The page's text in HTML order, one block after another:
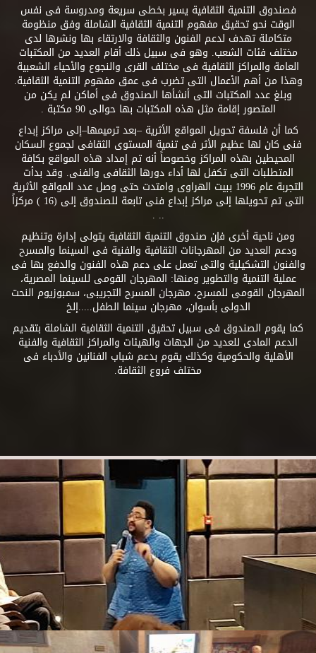
فصندوق التنمية الثقافية يسير بخطى سريعة ومدروسة فى نفس
الوقت نحو تحقيق مفهوم التنمية الثقافية الشاملة وفق منظومة
متكاملة تهدف لدعم الفنون والثقافة والارتقاء بها ونشرها لدى
مختلف فئات الشعب. وهو فى سبيل ذلك أقام العديد من المكتبات
العامة والمراكز الثقافية فى مختلف القرى والنجوع والأحياء الشعبية
وهذا من أهم الأعمال التى تضرب فى عمق مفهوم التنمية الثقافية.
وبلغ عدد المكتبات التى أنشأها الصندوق فى أماكن لم يكن من
المتصور إقامة مثل هذه المكتبات بها حوالى 90 مكتبة .
كما أن فلسفة تحويل المواقع الأثرية –بعد ترميمها–إلى مراكز إبداع
فنى كان لها عظيم الأثر فى تنمية المستوى الثقافى لجموع السكان
المحيطين بهذه المراكز وخصوصاً أنه تم إمداد هذه المواقع بكافة
المتطلبات التى تكفل لها أداء دورها الثقافى والفنى. وقد بدأت
التجربة عام 1996 ببيت الهراوى وامتدت حتى وصل عدد المواقع الأثرية
التى تم تحويلها إلى مراكز إبداع فنى تابعة للصندوق إلى (16 ) مركزاً
.. .
ومن ناحية أخرى فإن صندوق التنمية الثقافية يتولى إدارة وتنظيم
ودعم العديد من المهرجانات الثقافية والفنية فى السينما والمسرح
والفنون التشكيلية والتى تعمل على دعم هذه الفنون والدفع بها فى
عملية التنمية والتطوير ومنها: المهرجان القومى للسينما المصرية،
المهرجان القومى للمسرح، مهرجان المسرح التجريبى، سمبوزيوم النحت
الدولى بأسوان، مهرجان سينما الطفل.....إلخ
كما يقوم الصندوق فى سبيل تحقيق التنمية الثقافية الشاملة بتقديم
الدعم المادى للعديد من الجهات والهيئات والمراكز الثقافية والفنية
الأهلية والحكومية وكذلك يقوم بدعم شباب الفنانين والأدباء فى
مختلف فروع الثقافة.